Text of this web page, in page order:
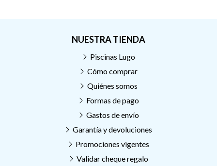
NUESTRA TIENDA
Piscinas Lugo
Cómo comprar
Quiénes somos
Formas de pago
Gastos de envío
Garantía y devoluciones
Promociones vigentes
Validar cheque regalo